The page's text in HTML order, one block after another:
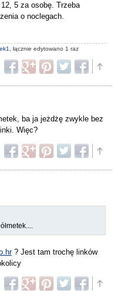
5 za osobę. Trzeba
o noclegach.
, łącznie edytowano 1 raz
ba ja jeżdżę zwykle bez
Więc?
? Jest tam trochę linków